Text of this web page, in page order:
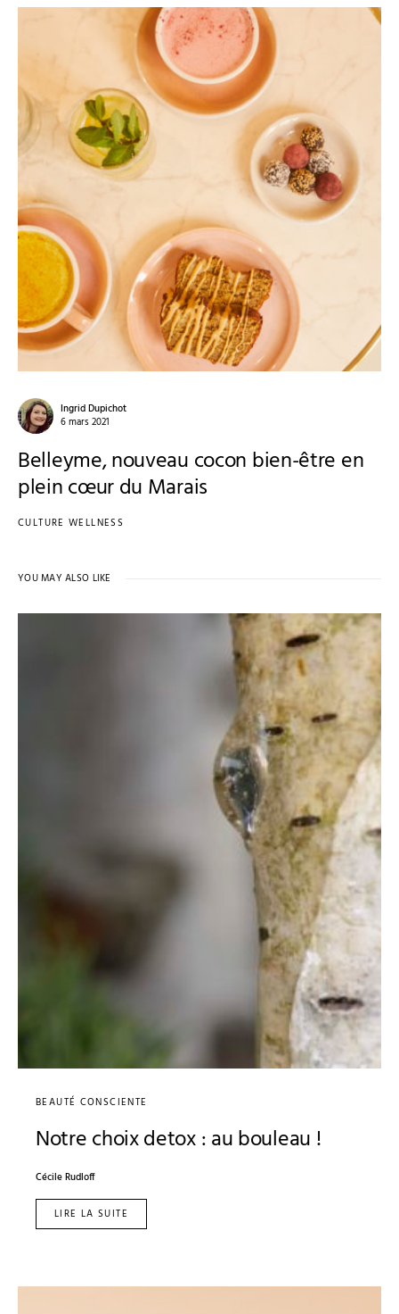
Ingrid Dupichot
6 mars 2021
Belleyme, nouveau cocon bien-être en
plein cœur du Marais
CULTURE WELLNESS
YOU MAY ALSO LIKE
BEAUTÉ CONSCIENTE
Notre choix detox : au bouleau !
Cécile Rudloff
LIRE LA SUITE